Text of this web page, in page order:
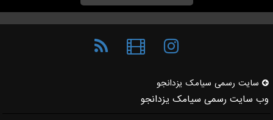
سایت رسمی سیامك یزدانجو
وب سایت رسمی سیامک یزدانجو